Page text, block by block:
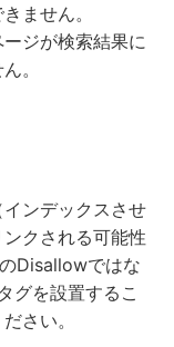
ません。
ジが検索結果に
。
ンデックスさせ
クされる可能性
Disallowではな
グを設置するこ
さい。